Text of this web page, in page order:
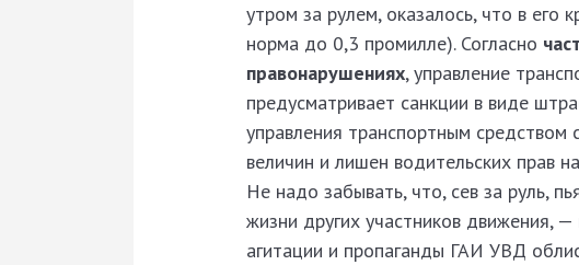
утром за рулем, оказалось, что в его
норма до 0,3 промилле). Согласно
правонарушениях, управление
предусматривает санкции в виде
управления транспортным
величин и лишен водительских прав
Не надо забывать, что, сев за руль,
жизни других участников движения,
агитации и пропаганды ГАИ УВД